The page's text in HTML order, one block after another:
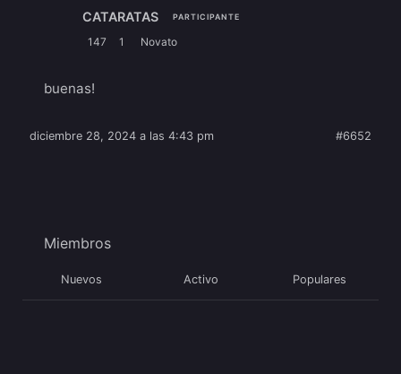
CATARATAS PARTICIPANTE
147 1 Novato
buenas!
diciembre 28, 2024 a las 4:43 pm #6652
Miembros
Nuevos Activo Populares